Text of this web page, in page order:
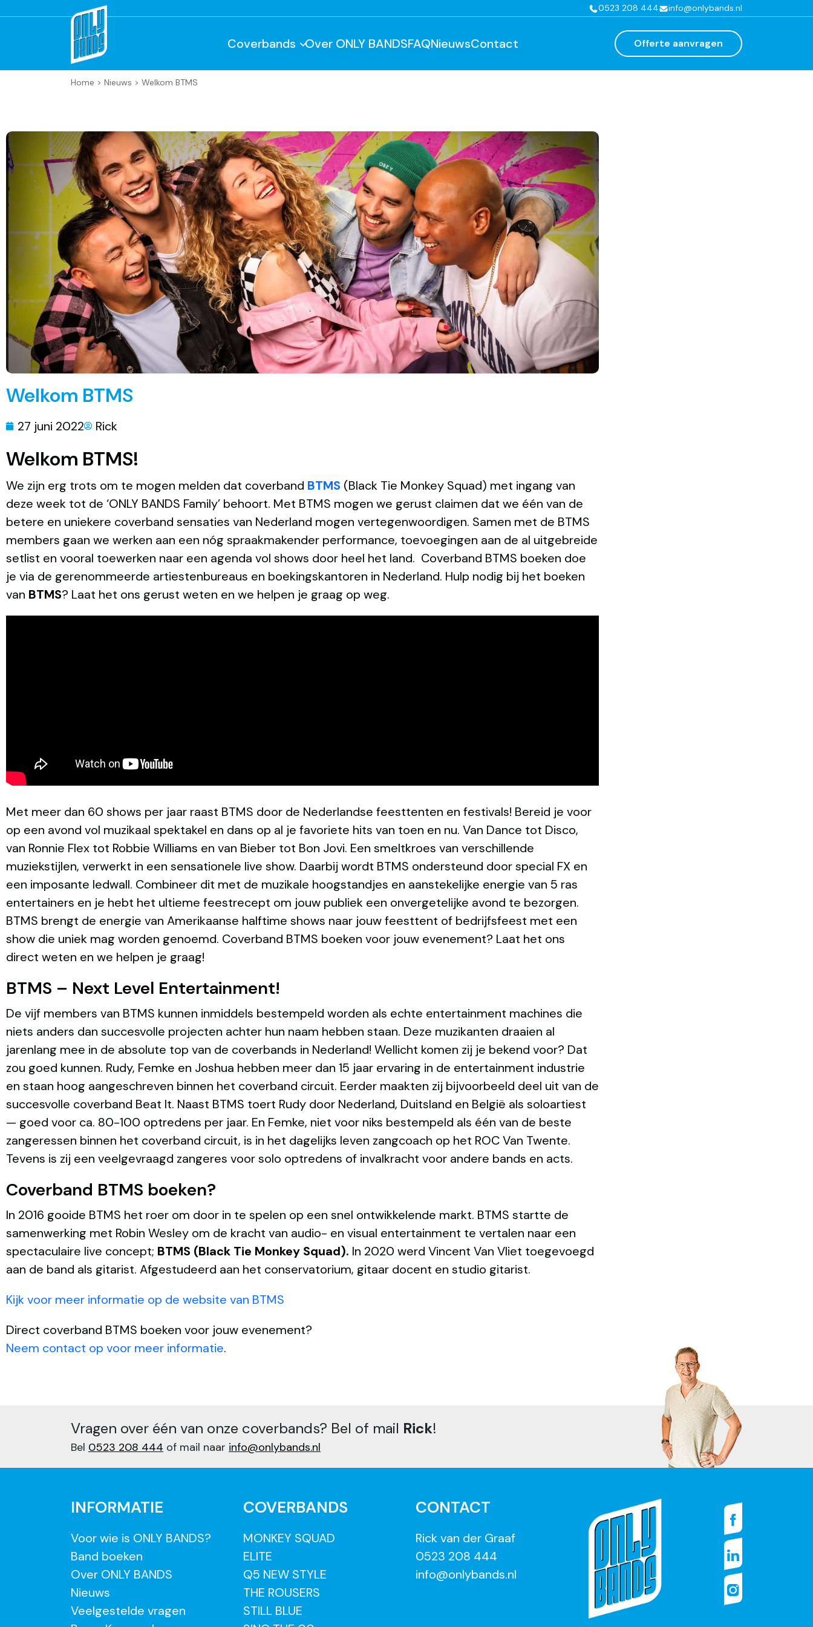
0523 208 444 info@onlybands.nl
Coverbands Over ONLY BANDSFAQNieuwsContact Offerte aanvragen
Home > Nieuws > Welkom BTMS
Welkom BTMS
27 juni 2022 Rick
Welkom BTMS!
We zijn erg trots om te mogen melden dat coverband BTMS (Black Tie Monkey Squad) met ingang van
deze week tot de ‘ONLY BANDS Family’ behoort. Met BTMS mogen we gerust claimen dat we één van de
betere en uniekere coverband sensaties van Nederland mogen vertegenwoordigen. Samen met de BTMS
members gaan we werken aan een nóg spraakmakender performance, toevoegingen aan de al uitgebreide
setlist en vooral toewerken naar een agenda vol shows door heel het land. Coverband BTMS boeken doe
je via de gerenommeerde artiestenbureaus en boekingskantoren in Nederland. Hulp nodig bij het boeken
van BTMS? Laat het ons gerust weten en we helpen je graag op weg.
Met meer dan 60 shows per jaar raast BTMS door de Nederlandse feesttenten en festivals! Bereid je voor
op een avond vol muzikaal spektakel en dans op al je favoriete hits van toen en nu. Van Dance tot Disco,
van Ronnie Flex tot Robbie Williams en van Bieber tot Bon Jovi. Een smeltkroes van verschillende
muziekstijlen, verwerkt in een sensationele live show. Daarbij wordt BTMS ondersteund door special FX en
een imposante ledwall. Combineer dit met de muzikale hoogstandjes en aanstekelijke energie van 5 ras
entertainers en je hebt het ultieme feestrecept om jouw publiek een onvergetelijke avond te bezorgen.
BTMS brengt de energie van Amerikaanse halftime shows naar jouw feesttent of bedrijfsfeest met een
show die uniek mag worden genoemd. Coverband BTMS boeken voor jouw evenement? Laat het ons
direct weten en we helpen je graag!
BTMS – Next Level Entertainment!
De vijf members van BTMS kunnen inmiddels bestempeld worden als echte entertainment machines die
niets anders dan succesvolle projecten achter hun naam hebben staan. Deze muzikanten draaien al
jarenlang mee in de absolute top van de coverbands in Nederland! Wellicht komen zij je bekend voor? Dat
zou goed kunnen. Rudy, Femke en Joshua hebben meer dan 15 jaar ervaring in de entertainment industrie
en staan hoog aangeschreven binnen het coverband circuit. Eerder maakten zij bijvoorbeeld deel uit van de
succesvolle coverband Beat It. Naast BTMS toert Rudy door Nederland, Duitsland en België als soloartiest
— goed voor ca. 80-100 optredens per jaar. En Femke, niet voor niks bestempeld als één van de beste
zangeressen binnen het coverband circuit, is in het dagelijks leven zangcoach op het ROC Van Twente.
Tevens is zij een veelgevraagd zangeres voor solo optredens of invalkracht voor andere bands en acts.
Coverband BTMS boeken?
In 2016 gooide BTMS het roer om door in te spelen op een snel ontwikkelende markt. BTMS startte de
samenwerking met Robin Wesley om de kracht van audio- en visual entertainment te vertalen naar een
spectaculaire live concept; BTMS (Black Tie Monkey Squad). In 2020 werd Vincent Van Vliet toegevoegd
aan de band als gitarist. Afgestudeerd aan het conservatorium, gitaar docent en studio gitarist.
Kijk voor meer informatie op de website van BTMS
Direct coverband BTMS boeken voor jouw evenement?
Neem contact op voor meer informatie.
Vragen over één van onze coverbands? Bel of mail Rick!
Bel 0523 208 444 of mail naar info@onlybands.nl
INFORMATIE
Voor wie is ONLY BANDS?
Band boeken
Over ONLY BANDS
Nieuws
Veelgestelde vragen
COVERBANDS
MONKEY SQUAD
ELITE
Q5 NEW STYLE
THE ROUSERS
STILL BLUE
CONTACT
Rick van der Graaf
0523 208 444
info@onlybands.nl